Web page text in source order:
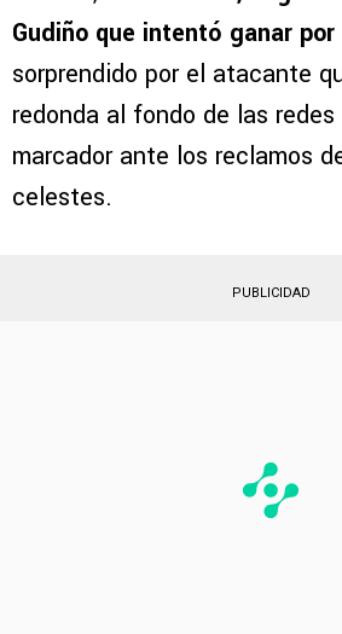
Gudiño que intentó ganar
sorprendido por el atacante
redonda al fondo de las
marcador ante los reclamos
celestes.
PUBLICIDAD